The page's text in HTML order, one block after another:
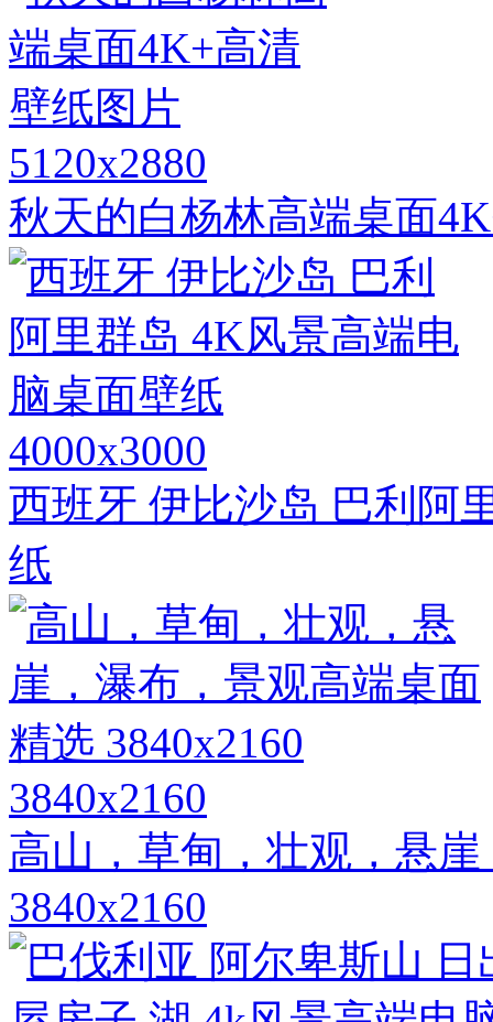
5120x2880
秋天的白杨林高端桌面
4000x3000
西班牙 伊比沙岛 巴利阿
纸
3840x2160
高山，草甸，壮观，悬
3840x2160